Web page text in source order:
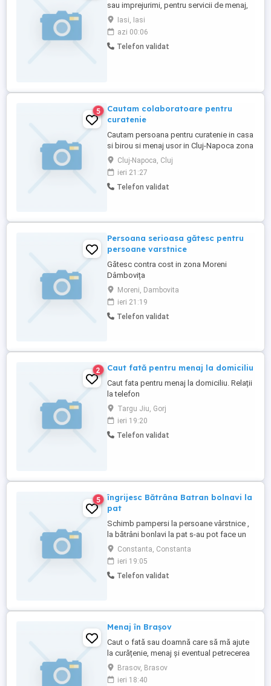
sau imprejurimi, pentru servicii de menaj,
curatenie generala, spalat, calcat. Porgram
part-time flexibil, o zi sau două zile pe
săptămână la inceput. Plata se face la ora
lucrată. Condiiții foarte avantajoase. Va
Iasi, Iasi
azi 00:06
Telefon validat
5
Cautam colaboratoare pentru
curatenie
Cautam persoana pentru curatenie in casa
si birou si menaj usor in Cluj-Napoca zona
centrala. Activitatea este part-time ,orarul
si plata se vor stabili de comun acord.
Cluj-Napoca, Cluj
ieri 21:27
Telefon validat
Persoana serioasa gătesc pentru
persoane varstnice
Gătesc contra cost in zona Moreni
Dâmbovița
Moreni, Dambovita
ieri 21:19
Telefon validat
2 Caut fată pentru menaj la domiciliu
Caut fata pentru menaj la domiciliu. Relații
la telefon
Targu Jiu, Gorj
ieri 19:20
Telefon validat
5
îngrijesc Bătrâna Batran bolnavi la
pat
Schimb pampersi la persoane vârstnice ,
la bătrâni bonlavi la pat s-au pot face un
program scurt vin schimb pampersi,
schimb lenjerie de pat și corp, dau
mâncare bolnavului spăl farfurie , dau
medicamente la nevoie , dau mâncare
Constanta, Constanta
ieri 19:05
Telefon validat
Menaj în Brașov
Caut o fată sau doamnă care să mă ajute
la curățenie, menaj și eventual petrecerea
timpului liber în schimbul susținerii
financiare pe termen lung. Sunt un domn
Brasov, Brasov
ieri 18:40